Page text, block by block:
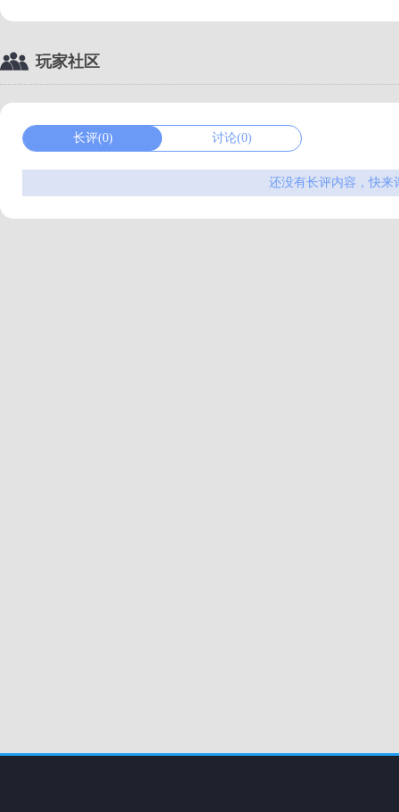
玩家社区
长评(0) 讨论(0)
还没有长评内容，快来